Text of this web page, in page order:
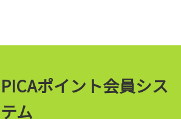
PICAポイント会員シス
テム